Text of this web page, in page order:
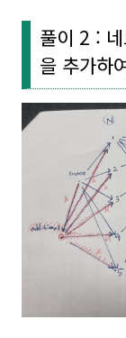
//
while (
int []
while
            }
풀이 2 :
을 추가하